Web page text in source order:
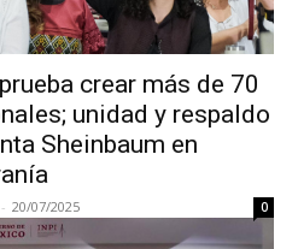
crear más de 70
unidad y respaldo
Sheinbaum en
- 20/07/2025 0